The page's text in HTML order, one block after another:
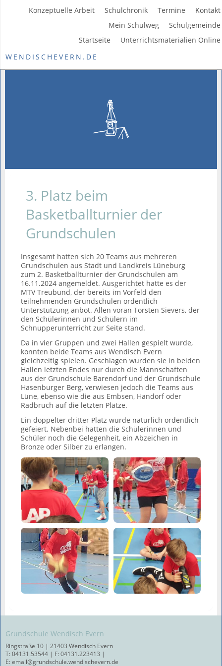
Kontakt
Termine
Schulchronik
Konzeptuelle Arbeit
Schulgemeinde
Mein Schulweg
Unterrichtsmaterialien Online
Startseite
WENDISCHEVERN.DE
3. Platz beim
Basketballturnier der
Grundschulen
Insgesamt hatten sich 20 Teams aus mehreren
Grundschulen aus Stadt und Landkreis Lüneburg
zum 2. Basketballturnier der Grundschulen am
16.11.2024 angemeldet. Ausgerichtet hatte es der
MTV Treubund, der bereits im Vorfeld den
teilnehmenden Grundschulen ordentlich
Unterstützung anbot. Allen voran Torsten Sievers, der
den Schülerinnen und Schülern im
Schnupperunterricht zur Seite stand.
Da in vier Gruppen und zwei Hallen gespielt wurde,
konnten beide Teams aus Wendisch Evern
gleichzeitig spielen. Geschlagen wurden sie in beiden
Hallen letzten Endes nur durch die Mannschaften
aus der Grundschule Barendorf und der Grundschule
Hasenburger Berg, verwiesen jedoch die Teams aus
Lüne, ebenso wie die aus Embsen, Handorf oder
Radbruch auf die letzten Plätze.
Ein doppelter dritter Platz wurde natürlich ordentlich
gefeiert. Nebenbei hatten die Schülerinnen und
Schüler noch die Gelegenheit, ein Abzeichen in
Bronze oder Silber zu erlangen.
Grundschule Wendisch Evern
Ringstraße 10 | 21403 Wendisch Evern
T: 04131.53544 | F: 04131.223413 |
E: email@grundschule.wendischevern.de